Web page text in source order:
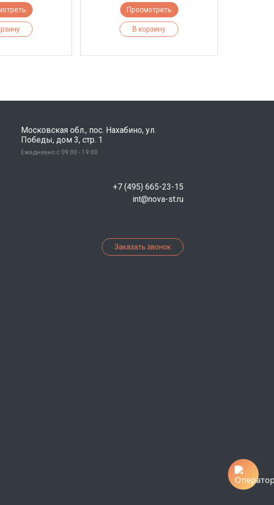
Просмотреть
В корзину
Московская обл., пос. Нахабино, ул.
Победы, дом 3, стр. 1
Ежедневно с 09:00 - 19:00
+7 (495) 665-23-15
int@nova-st.ru
Заказать звонок